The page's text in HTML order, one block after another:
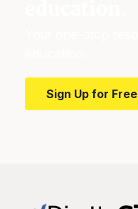
Sign Up for Free